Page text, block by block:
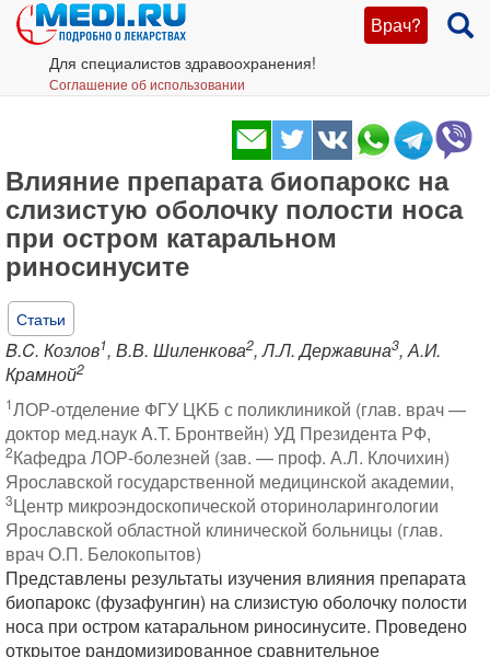
Врач?
Для специалистов здравоохранения!
Соглашение об использовании
Влияние препарата биопарокс на
слизистую оболочку полости носа
при остром катаральном
риносинусите
Статьи
B.C. Козлов1, В.В. Шиленкова2, Л.Л. Державина3, А.И.
Крамной2
1ЛОР-отделение ФГУ ЦKБ с поликлиникой (глав. врач —
доктор мед.наук A.T. Бронтвейн) УД Президента РФ,
2Кафедра ЛОР-болезней (зав. — проф. А.Л. Клочихин)
Ярославской государственной медицинской академии,
3Центр микроэндоскопической оториноларингологии
Ярославской областной клинической больницы (глав.
врач О.П. Белокопытов)
Представлены результаты изучения влияния препарата
биопарокс (фузафунгин) на слизистую оболочку полости
носа при остром катаральном риносинусите. Проведено
открытое рандомизированное сравнительное